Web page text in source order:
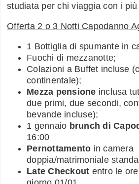
studiata per chi viaggia con i
Offerta 2 o 3 Notti Capodanno
1 Bottiglia di spumante in
Fuochi di mezzanotte;
Colazioni a Buffet incluse
continentale);
Mezza pensione inclusa
due primi, due secondi,
bevande incluse);
1 gennaio brunch di
16:00
Pernottamento in camera
doppia/matrimoniale
Late Checkout entro le